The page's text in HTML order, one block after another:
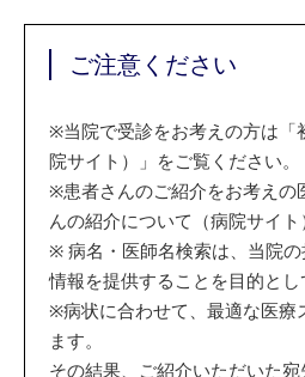
ご注意ください
※当院で受診をお考えの方は「
院サイト）」をご覧ください。
※患者さんのご紹介をお考えの
んの紹介について（病院サイト
※ 病名・医師名検索は、当院
情報を提供することを目的とし
※病状に合わせて、最適な医療
ます。
その結果、ご紹介いただいた